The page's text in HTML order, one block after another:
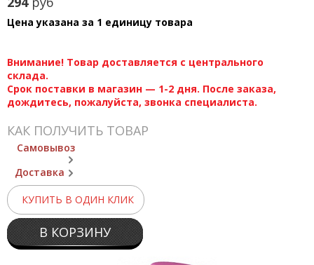
Цена указана за 1 единицу товара
Внимание! Товар доставляется с центрального
склада.
Срок поставки в магазин — 1-2 дня. После заказа,
дождитесь, пожалуйста, звонка специалиста.
КАК ПОЛУЧИТЬ ТОВАР
Самовывоз
Доставка
КУПИТЬ В ОДИН КЛИК
В КОРЗИНУ